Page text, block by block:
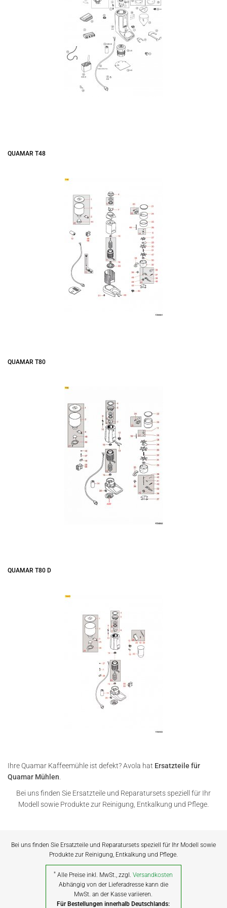
QUAMAR T48
QUAMAR T80
QUAMAR T80 D
Ihre Quamar Kaffeemühle ist defekt? Avola hat Ersatzteile für
Quamar Mühlen
Bei uns finden Sie Ersatzteile und Reparatursets speziell für Ihr
Modell sowie Produkte zur Reinigung, Entkalkung und Pflege.
Bei uns finden Sie Ersatzteile und Reparatursets speziell für Ihr Modell sowie
Produkte zur Reinigung, Entkalkung und Pflege.
* Alle Preise inkl. MwSt., zzgl.Versandkosten
Abhängig von der Lieferadresse kann die
MwSt. an der Kasse variieren.
Für Bestellungen innerhalb Deutschlands: